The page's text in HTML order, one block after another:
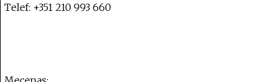
Telef: +351 210 993 660